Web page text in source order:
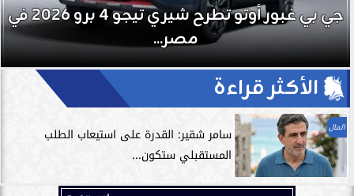
تمارين الاسترخاء.. السر الخفي لتعزيز الأداء
الرياضي وتسريع التعافي
الأكثر قراءة
المال
سامر شقير: القدرة على استيعاب الطلب
المستقبلي ستكون...